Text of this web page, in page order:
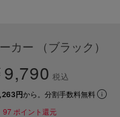
カー （ブラック）
9,790 税込
円から。分割手数料無料
97ポイント還元